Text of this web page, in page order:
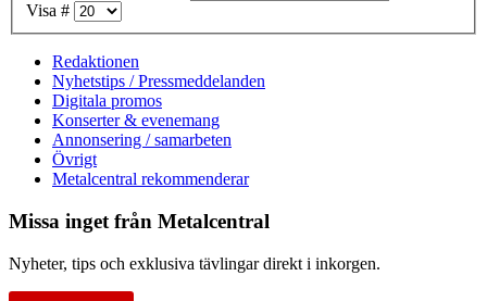
Visa #
Redaktionen
Nyhetstips / Pressmeddelanden
Digitala promos
Konserter & evenemang
Annonsering / samarbeten
Övrigt
Metalcentral rekommenderar
Missa inget från Metalcentral
Nyheter, tips och exklusiva tävlingar direkt i inkorgen.